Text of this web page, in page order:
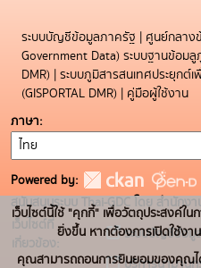
ระบบบัญชีข้อมูลภาครัฐ | ศูนย์กลาง
Government Data) ระบบฐานข้อม
DMR) | ระบบภูมิสารสนเทศประยุก
(GISPORTAL DMR) | คู่มือผู้ใช้งาน
ภาษา
Powered by:
สนับสนุนระบบ Thai-GDC โดย สำนักง
เว็บไซต์ที่
เกี่ยวข้อง:
ระบบบัญชีข้อมู
บริการนามานุ
เว็บไซต์นี้ใช้ "คุกกี้" เพื่อวัตถุประสงค์ใ
ยิ่งขึ้น หากต้องการเปิดใช้ง
คุณสามารถถอนการยินยอมของคุณไ